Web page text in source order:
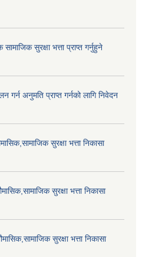
सुरक्षा भत्ता प्राप्त गर्नुहुने
गर्न अनुमति प्राप्त गर्नको लागि निवेदन
सुरक्षा भत्ता निकासा
सुरक्षा भत्ता निकासा
सुरक्षा भत्ता निकासा